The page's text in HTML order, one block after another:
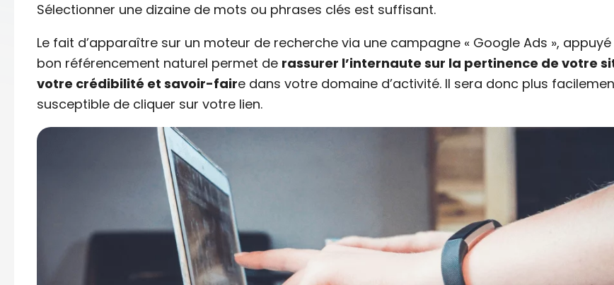
Sélectionner une dizaine de mots ou phrases clés est suffisant.
Le fait d’apparaître sur un moteur de recherche via une campagne « Google Ads »,
bon référencement naturel permet de rassurer l’internaute sur la pertinence de votre
votre crédibilité et savoir-faire dans votre domaine d’activité. Il sera donc plus
susceptible de cliquer sur votre lien.